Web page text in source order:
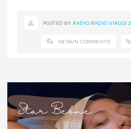
POSTED BY: RADIO RADIO VIAGGI 2
NESSUN COMMENTO